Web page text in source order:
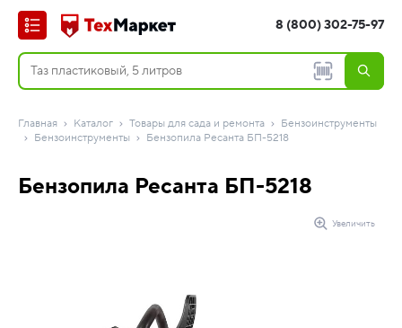
8 (800) 302-75-97
Главная Каталог Товары для сада и ремонта
Бензоинструменты
Бензоинструменты
Бензопила Ресанта БП-5218
Бензопила Ресанта БП-5218
Увеличить